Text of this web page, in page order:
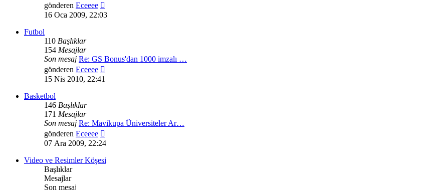
gönderen Eceeee
mesajı
16 Oca 2009, 22:03
Futbol
110 Başlıklar
154 Mesajlar
Son mesaj Re: GS Bonus'dan 1000 imzalı …
gönderen Eceeee
15 Nis 2010, 22:41
Basketbol
146 Başlıklar
171 Mesajlar
Son mesaj Re: Mavikupa Üniversiteler Ar…
gönderen Eceeee
mesajı
07 Ara 2009, 22:24
Video ve Resimler Köşesi
Başlıklar
Mesajlar
Son mesaj